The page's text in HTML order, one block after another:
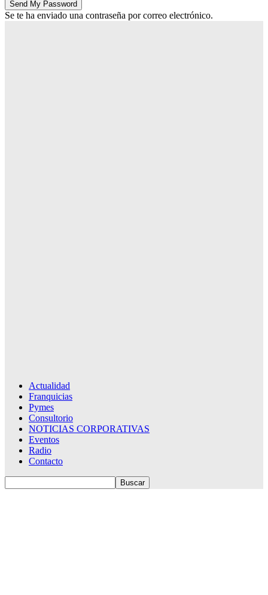
Se te ha enviado una contraseña por correo electrónico.
Actualidad
Franquicias
Pymes
Consultorio
NOTICIAS CORPORATIVAS
Eventos
Radio
Contacto